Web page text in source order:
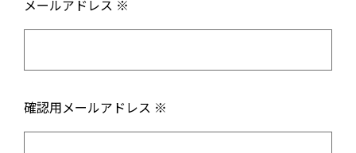
メールアドレス ※
確認用メールアドレス ※